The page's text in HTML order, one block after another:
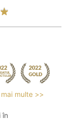
multe >>
în